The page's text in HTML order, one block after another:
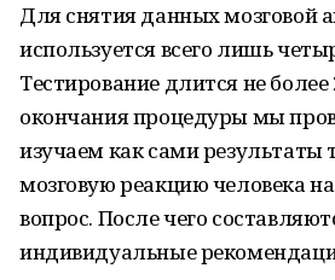
Для снятия данных мозговой
используется всего лишь
Тестирование длится не
окончания процедуры мы
изучаем как сами результаты
мозговую реакцию человека
вопрос. После чего
индивидуальные